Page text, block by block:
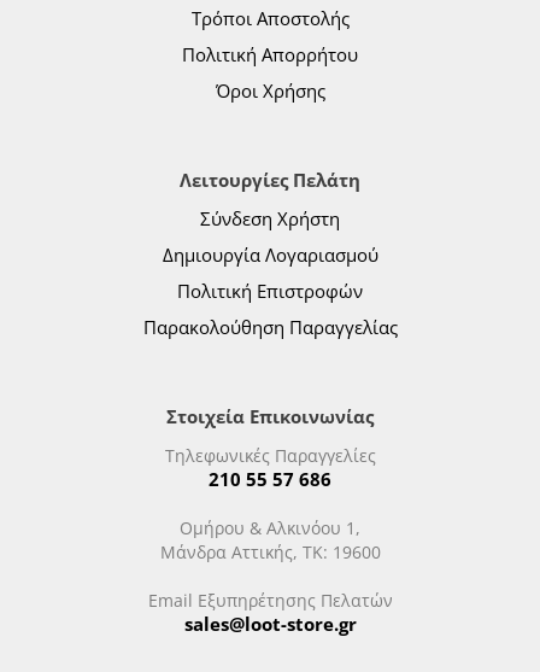
Τρόποι Αποστολής
Πολιτική Απορρήτου
Όροι Χρήσης
Λειτουργίες Πελάτη
Σύνδεση Χρήστη
Δημιουργία Λογαριασμού
Πολιτική Επιστροφών
Παρακολούθηση Παραγγελίας
Στοιχεία Επικοινωνίας
Τηλεφωνικές Παραγγελίες
210 55 57 686
Ομήρου & Αλκινόου 1,
Μάνδρα Αττικής, ΤΚ: 19600
Email Εξυπηρέτησης Πελατών
sales@loot-store.gr